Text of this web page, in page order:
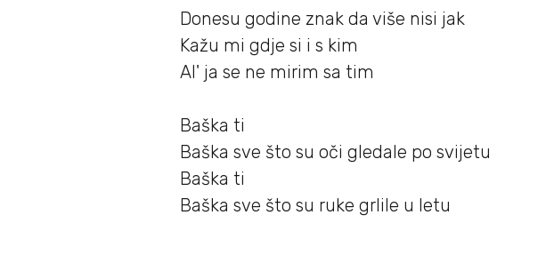
Donesu godine znak da više nisi jak
Kažu mi gdje si i s kim
Al' ja se ne mirim sa tim
Baška ti
Baška sve što su oči gledale po svijetu
Baška ti
Baška sve što su ruke grlile u letu